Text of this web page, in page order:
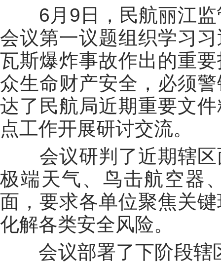
6月9日，民航丽江
会议第一议题组织学习
瓦斯爆炸事故作出 的重
众生命财产安全，必须
达了民航局近期重要文
点工作开展研讨交流。
会议研判了近期辖
极端天气、鸟击航空器
面，要求各单位聚焦关
化解各类安全风险。
会议部署了下阶段辖